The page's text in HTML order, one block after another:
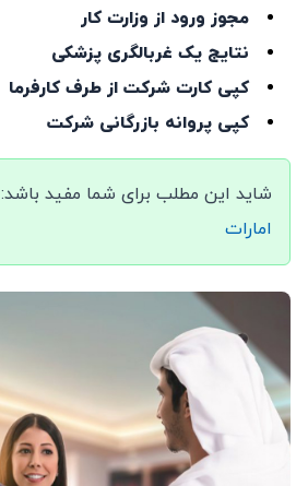
مجوز ورود از وزارت کار
نتایج یک غربالگری پزشکی
کپی کارت شرکت از طرف کارفرما
کپی پروانه بازرگانی شرکت
شاید این مطلب برای شما مفید باشد:
امارات